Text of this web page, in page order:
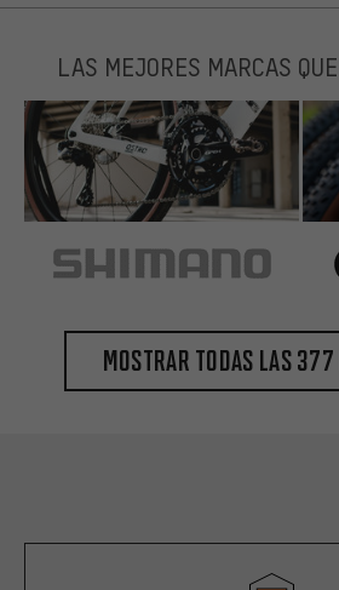
LAS MEJORES MARCAS
Mostrar todas las 377